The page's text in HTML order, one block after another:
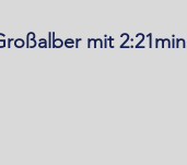
mit 2:21min